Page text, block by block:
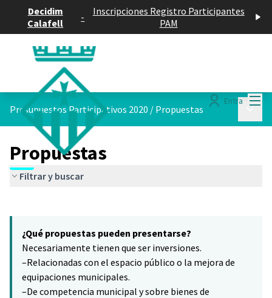
Decidim
Calafell
-
Inscripciones Registro Participantes
PAM
Entra
Presupuestos Participativos 2020 / Propuestas
Propuestas
Filtrar y buscar
−
¿Qué propuestas pueden presentarse?
Necesariamente tienen que ser inversiones.
–Relacionadas con el espacio público o la mejora de
equipaciones municipales.
–De competencia municipal y sobre bienes de